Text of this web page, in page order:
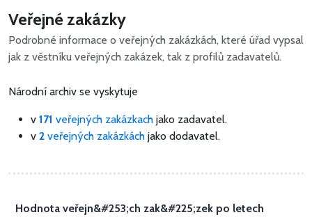
Veřejné zakázky
Podrobné informace o veřejných zakázkách, které úřad vypsal
jak z věstníku veřejných zakázek, tak z profilů zadavatelů.
Národní archiv se vyskytuje
v 171 veřejných zakázkach jako zadavatel.
v 2 veřejných zakázkách jako dodavatel.
Hodnota veřejn&#253;ch zak&#225;zek po letech